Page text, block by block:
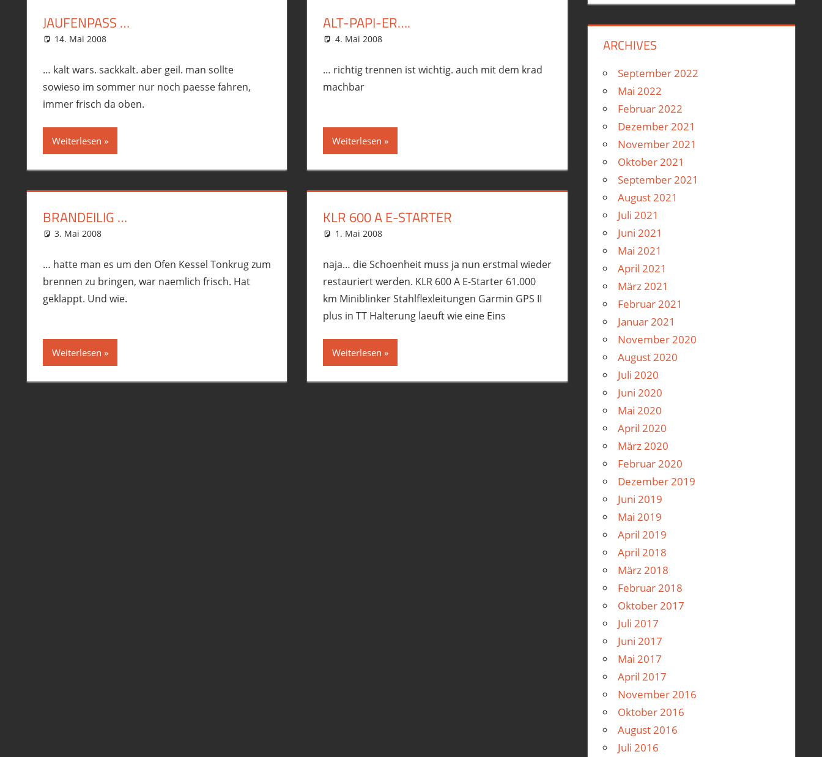
JAUFENPASS …
14. Mai 2008
… kalt wars. sackkalt. aber geil. man sollte
sowieso im sommer nur noch paesse fahren,
immer frisch da oben.
Weiterlesen
ALT-PAPI-ER….
4. Mai 2008
… richtig trennen ist wichtig. auch mit dem krad
machbar
Weiterlesen
BRANDEILIG …
3. Mai 2008
… hatte man es um den Ofen Kessel Tonkrug zum
brennen zu bringen, war naemlich frisch. Hat
geklappt. Und wie.
Weiterlesen
KLR 600 A E-STARTER
1. Mai 2008
naja… die Schoenheit muss ja nun erstmal wieder
restauriert werden. KLR 600 A E-Starter 61.000
km Miniblinker Stahlflexleitungen Garmin GPS II
plus in TT Halterung laeuft wie eine Eins
Weiterlesen
ARCHIVES
September 2022
Mai 2022
Februar 2022
Dezember 2021
November 2021
Oktober 2021
September 2021
August 2021
Juli 2021
Juni 2021
Mai 2021
April 2021
März 2021
Februar 2021
Januar 2021
November 2020
August 2020
Juli 2020
Juni 2020
Mai 2020
April 2020
März 2020
Februar 2020
Dezember 2019
Juni 2019
Mai 2019
April 2019
April 2018
März 2018
Februar 2018
Oktober 2017
Juli 2017
Juni 2017
Mai 2017
April 2017
November 2016
Oktober 2016
August 2016
Juli 2016